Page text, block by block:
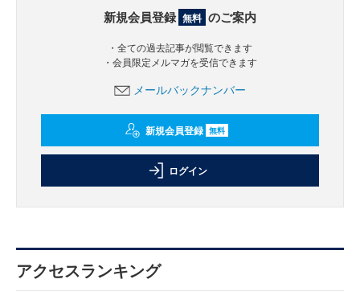
新規会員登録 無料 のご案内
・全ての過去記事が閲覧できます
・会員限定メルマガを受信できます
メールバックナンバー
新規会員登録 無料
ログイン
アクセスランキング